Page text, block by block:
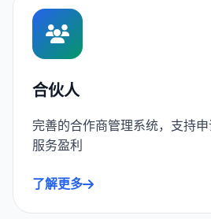
合伙人
完善的合作商管理系统，支持
服务盈利
了解更多